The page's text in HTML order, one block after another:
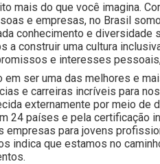
mais do que você imagina.
e empresas, no Brasil
conhecimento e diversidade
a construir uma cultura
e interesses
ser uma das melhores e
e carreiras incríveis para
externamente por meio
24 países e pela certificação
empresas para jovens
indica que estamos no